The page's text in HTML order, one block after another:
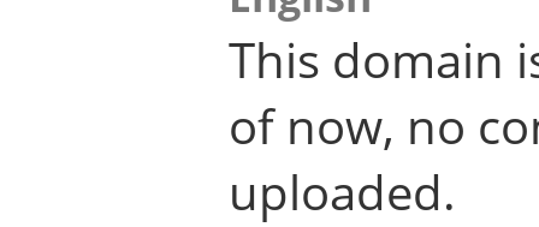
This domain
of now, no
uploaded.